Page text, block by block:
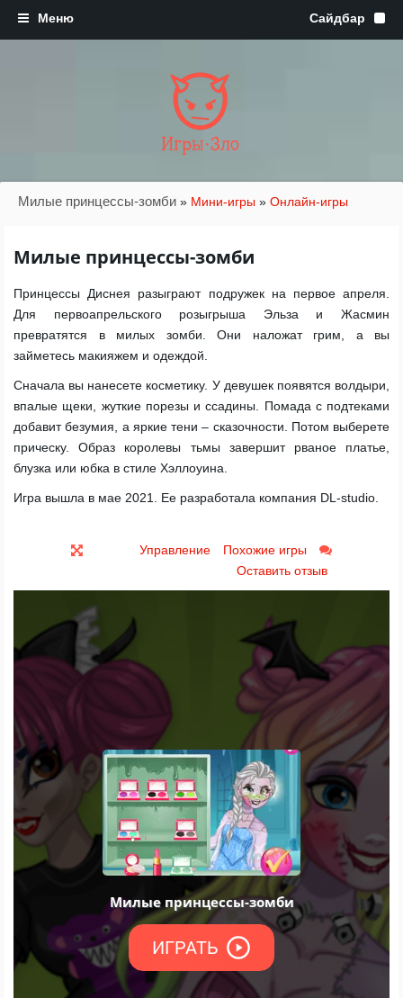
Игры·Зло
Милые принцессы-зомби » Мини-игры » Онлайн-игры
Милые принцессы-зомби
Принцессы Диснея разыграют подружек на первое апреля.
Для первоапрельского розыгрыша Эльза и Жасмин
превратятся в милых зомби. Они наложат грим, а вы
займетесь макияжем и одеждой.
Сначала вы нанесете косметику. У девушек появятся волдыри,
впалые щеки, жуткие порезы и ссадины. Помада с подтеками
добавит безумия, а яркие тени – сказочности. Потом выберете
прическу. Образ королевы тьмы завершит рваное платье,
блузка или юбка в стиле Хэллоуина.
Игра вышла в мае 2021. Ее разработала компания DL-studio.
Управление
Похожие игры
Оставить отзыв